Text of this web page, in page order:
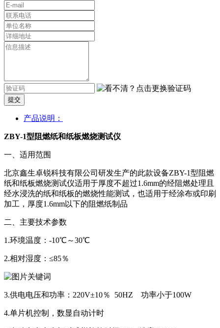
提交
产品说明：
ZBY-1型阻燃纸和纸板燃烧测试仪
一、适用范围
北京鑫生卓锐科技有限公司研发生产的此款设备ZBY-1型阻燃
纸和纸板燃烧测试仪适用于厚度不超过1.6mm的经阻燃处理且
经水浸洗的纸和纸板的燃烧性能测试，也适用于经涂布或印刷
加工，厚度1.6mm以下的阻燃纸制品
二、主要技术参数
1.环境温度：-10℃～30℃
2.相对湿度：≤85％
3.供电电压和功率：220V±10％ 50HZ 功率小于100W
4.单片机控制，数显自动计时